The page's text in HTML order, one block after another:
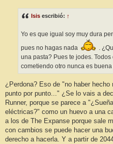
Isis escribió: ↑
Yo es que igual soy muy dura
pues no hagas nada
.
una pasta? Pues te jodes.
cometiendo otro nunca es
¿Perdona? Eso de "no haber
punto por punto..." ¿Se lo vais a
Runner, porque se parece a
eléctricas?" como un huevo a una
a los de The Expanse porque sale
con cambios se puede hacer una
derecho a hacerla. Y a partir de